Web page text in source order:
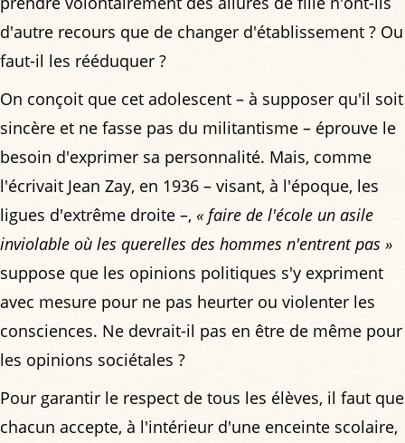
d'autre recours que de changer d'établissement ? Ou
faut-il les rééduquer ?
On conçoit que cet adolescent – à supposer qu'il soit
sincère et ne fasse pas du militantisme – éprouve le
besoin d'exprimer sa personnalité. Mais, comme
l'écrivait Jean Zay, en 1936 – visant, à l'époque, les
ligues d'extrême droite –, « faire de l'école un asile
inviolable où les querelles des hommes n'entrent pas »
suppose que les opinions politiques s'y expriment
avec mesure pour ne pas heurter ou violenter les
consciences. Ne devrait-il pas en être de même pour
les opinions sociétales ?
Pour garantir le respect de tous les élèves, il faut que
chacun accepte, à l'intérieur d'une enceinte scolaire,